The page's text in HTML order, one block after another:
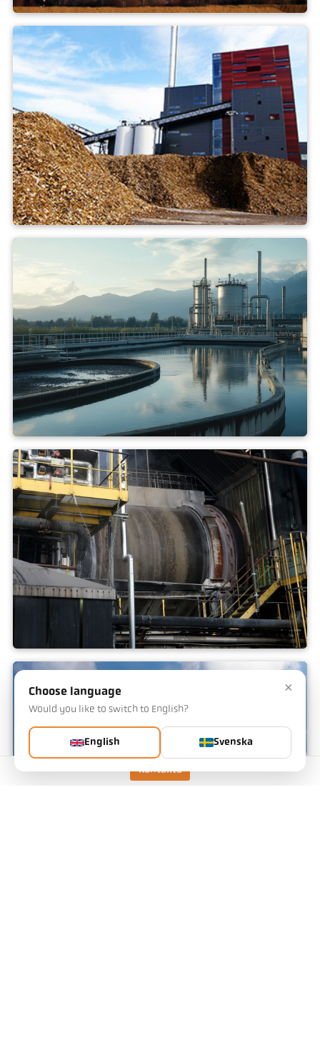
Kontakta
Avfallsförbränning
biomassa kraftverk
Förbränning av avloppsslam
Förbränning av farligt avfall
×
Choose language
Would you like to switch to English?
English Svenska